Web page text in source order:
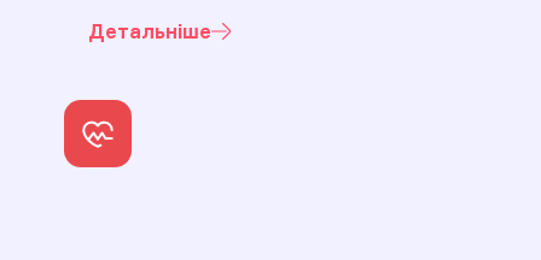
Детальніше